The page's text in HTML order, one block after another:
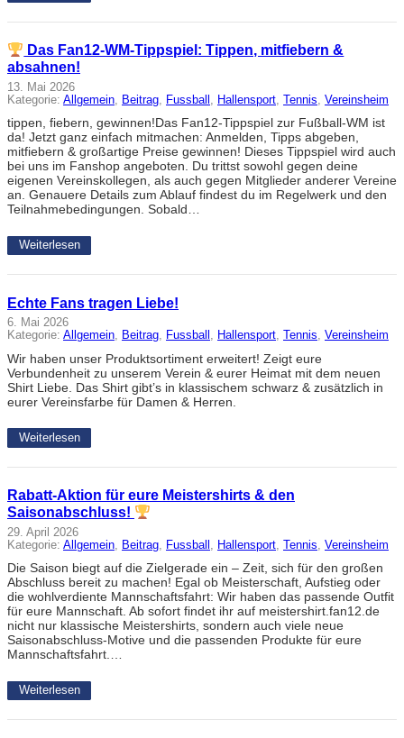
Das Fan12-WM-Tippspiel: Tippen, mitfiebern &
absahnen!
13. Mai 2026
Kategorie: Allgemein Beitrag Fussball Hallensport Tennis Vereinsheim
tippen, fiebern, gewinnen!Das Fan12-Tippspiel zur Fußball-WM ist
da! Jetzt ganz einfach mitmachen: Anmelden, Tipps abgeben,
mitfiebern & großartige Preise gewinnen! Dieses Tippspiel wird auch
bei uns im Fanshop angeboten. Du trittst sowohl gegen deine
eigenen Vereinskollegen, als auch gegen Mitglieder anderer Vereine
an. Genauere Details zum Ablauf findest du im Regelwerk und den
Teilnahmebedingungen. Sobald…
Weiterlesen
Echte Fans tragen Liebe!
6. Mai 2026
Kategorie: Allgemein, Beitrag, Fussball , Hallensport, Tennis, Vereinsheim
Wir haben unser Produktsortiment erweitert! Zeigt eure
Verbundenheit zu unserem Verein & eurer Heimat mit dem neuen
Shirt Liebe. Das Shirt gibt’s in klassischem schwarz & zusätzlich in
eurer Vereinsfarbe für Damen & Herren.
Weiterlesen
Rabatt-Aktion für eure Meistershirts & den
Saisonabschluss!
29. April 2026
Kategorie: Allgemein Beitrag Fussball Hallensport Tennis Vereinsheim
Die Saison biegt auf die Zielgerade ein – Zeit, sich für den großen
Abschluss bereit zu machen! Egal ob Meisterschaft, Aufstieg oder
die wohlverdiente Mannschaftsfahrt: Wir haben das passende Outfit
für eure Mannschaft. Ab sofort findet ihr auf meistershirt.fan12.de
nicht nur klassische Meistershirts, sondern auch viele neue
Saisonabschluss-Motive und die passenden Produkte für eure
Mannschaftsfahrt.…
Weiterlesen